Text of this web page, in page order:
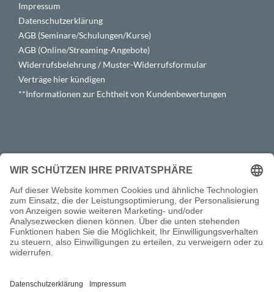
Impressum
Datenschutzerklärung
AGB (Seminare/Schulungen/Kurse)
AGB (Online/Streaming-Angebote)
Widerrufsbelehrung / Muster-Widerrufsformular
Verträge hier kündigen
**Informationen zur Echtheit von Kundenbewertungen